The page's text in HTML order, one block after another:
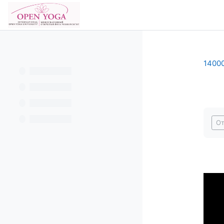
Перейти к основному содержанию